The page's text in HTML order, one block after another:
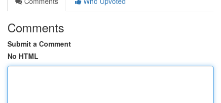
Comments
Submit a Comment
No HTML